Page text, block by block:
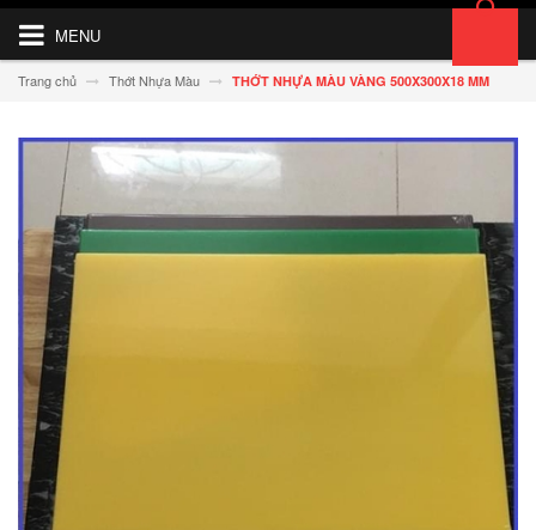
MENU
Trang chủ Thớt Nhựa Màu THỚT NHỰA MÀU VÀNG 500X300X18 MM